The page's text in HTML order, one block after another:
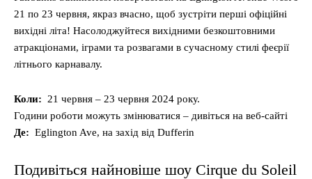
21 по 23 червня, якраз вчасно, щоб зустріти перші офіційні
вихідні літа! Насолоджуйтеся вихідними безкоштовними
атракціонами, іграми та розвагами в сучасному стилі феєрії
літнього карнавалу.
Коли: 21 червня – 23 червня 2024 року.
Години роботи можуть змінюватися – дивіться на веб-сайті
Де: Eglington Ave, на захід від Dufferin
Подивіться найновіше шоу Cirque du Soleil